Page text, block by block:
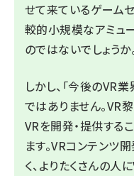
せて来ているゲーム
較的小規模なアミュ
のではないでしょうか
しかし、「今後のVR
ではありません。VR
VRを開発・提供する
ます。VRコンテンツ
く、よりたくさんの人